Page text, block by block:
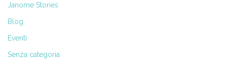
Janome Stories
Blog
Eventi
Senza categoria